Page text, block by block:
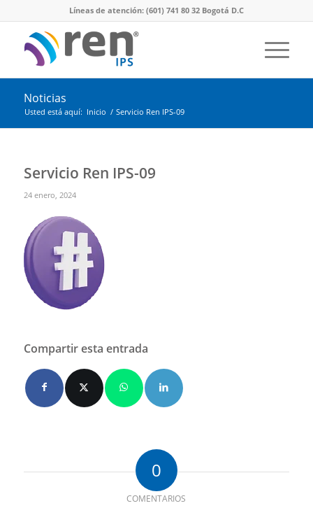
Líneas de atención: (601) 741 80 32 Bogotá D.C
Noticias
Usted está aquí: Inicio / Servicio Ren IPS-09
Servicio Ren IPS-09
24 enero, 2024
Compartir esta entrada
0
COMENTARIOS